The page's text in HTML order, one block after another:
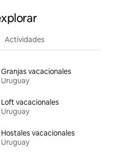
Actividades
Granjas vacacionales
Uruguay
Loft vacacionales
Uruguay
Hostales vacacionales
Uruguay